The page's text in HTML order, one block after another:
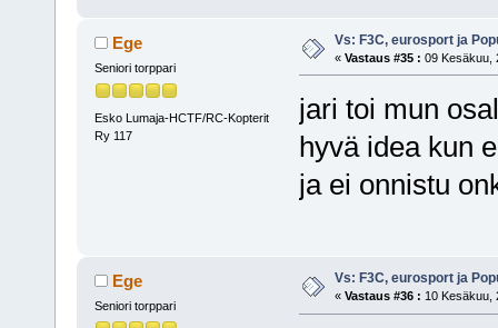
Ege
Seniori torppari
Esko Lumaja-HCTF/RC-Kopterit
Ry 117
Vs: F3C, eurosport ja
« Vastaus #35 : 09 Kesäkuu,
jari toi mun
hyvä idea kun
ja ei onnistu
Ege
Seniori torppari
Vs: F3C, eurosport ja
« Vastaus #36 : 10 Kesäkuu,